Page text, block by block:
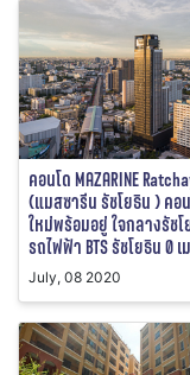
คอนโด MAZARINE
(แมสซารีน รัชโยธิน ) คอ
ใหม่พร้อมอยู่ ใจกลางรัช
รถไฟฟ้า BTS รัชโยธิน 0 เ
July, 08 2020